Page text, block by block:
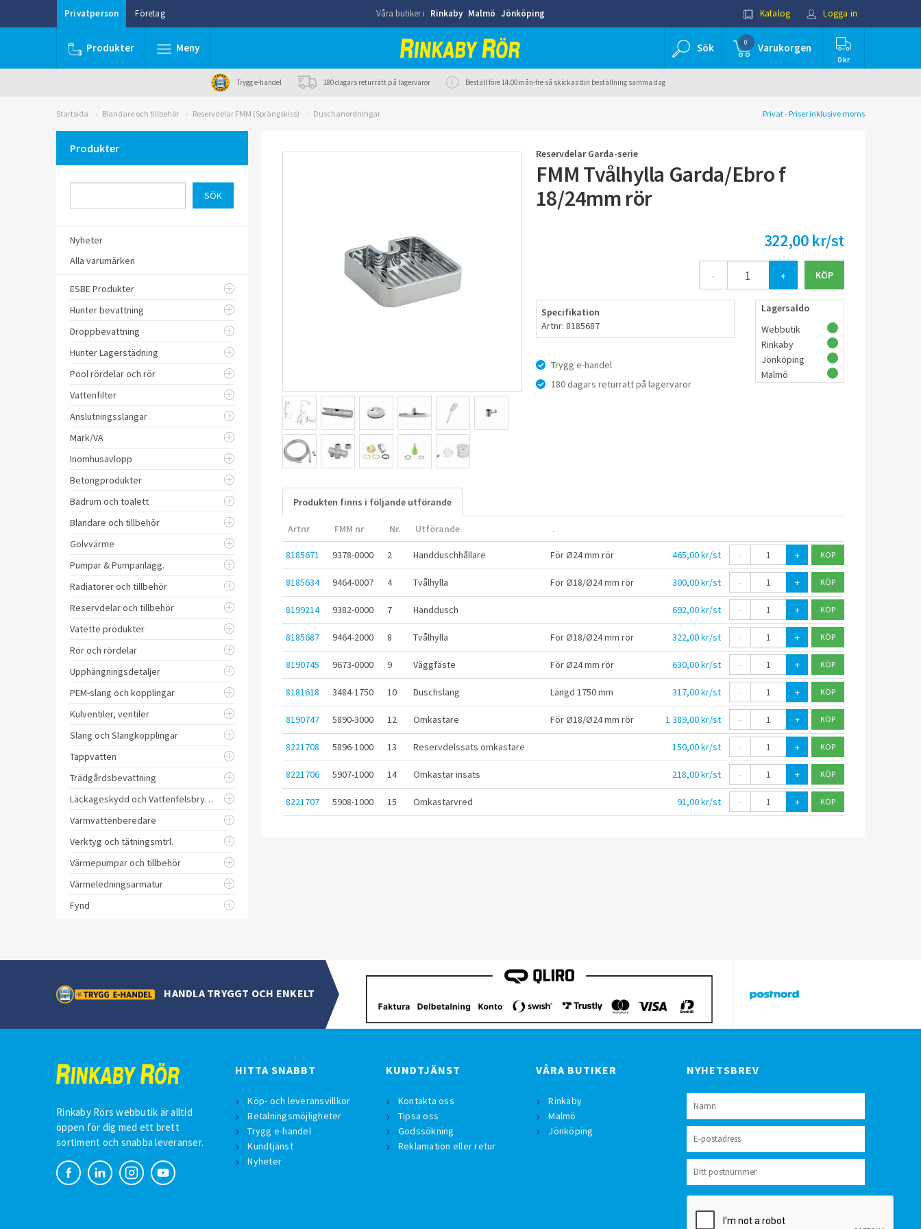
Privatperson Företag Våra butiker i Rinkaby Malmö Jönköping Katalog Logga in
Produkter Meny Sök 0 Varukorgen
0 kr
Trygg e-handel 180 dagars returrätt på lagervaror Beställ före 14.00 mån-fre så skickas din beställning samma dag
Startsida Blandare och tillbehör Reservdelar FMM (Sprängskiss) Duschanordningar Privat - Priser inklusive moms
Produkter
Nyheter
Alla varumärken
ESBE Produkter
Hunter bevattning
Droppbevattning
Hunter Lagerstädning
Pool rördelar och rör
Vattenfilter
Anslutningsslangar
Mark/VA
Inomhusavlopp
Betongprodukter
Badrum och toalett
Blandare och tillbehör
Golvvärme
Pumpar & Pumpanlägg.
Radiatorer och tillbehör
Reservdelar och tillbehör
Vatette produkter
Rör och rördelar
Upphängningsdetaljer
PEM-slang och kopplingar
Kulventiler, ventiler
Slang och Slangkopplingar
Tappvatten
Trädgårdsbevattning
Läckageskydd och Vattenfelsbrytare
Varmvattenberedare
Verktyg och tätningsmtrl.
Värmepumpar och tillbehör
Värmeledningsarmatur
Fynd
Reservdelar Garda-serie
FMM Tvålhylla Garda/Ebro f
18/24mm rör
322,00 kr/st
- +
Specifikation
Artnr: 8185687
Trygg e-handel
180 dagars returrätt på lagervaror
Lagersaldo
Webbutik
Rinkaby
Jönköping
Malmö
Produkten finns i följande utförande
Artnr FMM nr Nr. Utförande .
8185671 9378-0000 2 Handduschhållare För Ø24 mm rör 465,00 kr/st - +
8185634 9464-0007 4 Tvålhylla För Ø18/Ø24 mm rör 300,00 kr/st - +
8199214 9382-0000 7 Handdusch 692,00 kr/st - +
8185687 9464-2000 8 Tvålhylla För Ø18/Ø24 mm rör 322,00 kr/st - +
8190745 9673-0000 9 Väggfäste För Ø24 mm rör 630,00 kr/st - +
8181618 3484-1750 10 Duschslang Längd 1750 mm 317,00 kr/st - +
8190747 5890-3000 12 Omkastare För Ø18/Ø24 mm rör 1 389,00 kr/st - +
8221708 5896-1000 13 Reservdelssats omkastare 150,00 kr/st - +
8221706 5907-1000 14 Omkastar insats 218,00 kr/st - +
8221707 5908-1000 15 Omkastarvred 91,00 kr/st - +
HANDLA TRYGGT OCH ENKELT
Rinkaby Rörs webbutik är alltid
öppen för dig med ett brett
sortiment och snabba leveranser.
HITTA SNABBT
Köp- och leveransvillkor
Betalningsmöjligheter
Trygg e-handel
Kundtjänst
Nyheter
KUNDTJÄNST
Kontakta oss
Tipsa oss
Godssökning
Reklamation eller retur
VÅRA BUTIKER
Rinkaby
Malmö
Jönköping
NYHETSBREV